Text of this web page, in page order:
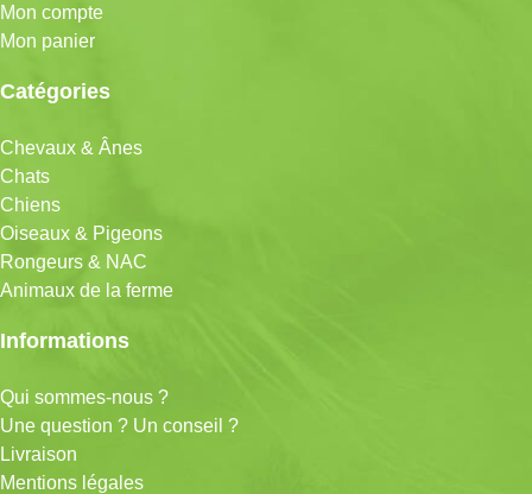
Mon compte
Mon panier
Catégories
Chevaux & Ânes
Chats
Chiens
Oiseaux & Pigeons
Rongeurs & NAC
Animaux de la ferme
Informations
Qui sommes-nous ?
Une question ? Un conseil ?
Livraison
Mentions légales